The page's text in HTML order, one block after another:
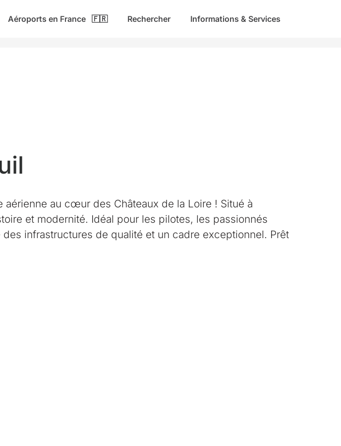
Aéroports en France 🇫🇷 Rechercher Informations & Services
aérienne au cœur des Châteaux de la Loire ! Situé à
et modernité. Idéal pour les pilotes, les passionnés
infrastructures de qualité et un cadre exceptionnel. Prêt